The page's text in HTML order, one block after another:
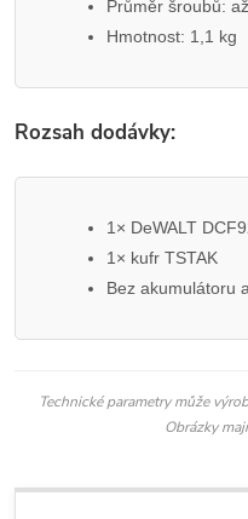
Průměr šroubů:
Hmotnost: 1,1 kg
Rozsah dodávky:
1× DeWALT
1× kufr TSTAK
Bez akumulátoru
Technické parametry může
Obrázky